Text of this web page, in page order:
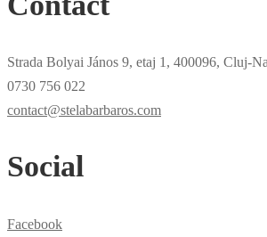
Strada Bolyai János 9, etaj 1, 400096, Cluj-
0730 756 022
contact@stelabarbaros.com
Social
Facebook